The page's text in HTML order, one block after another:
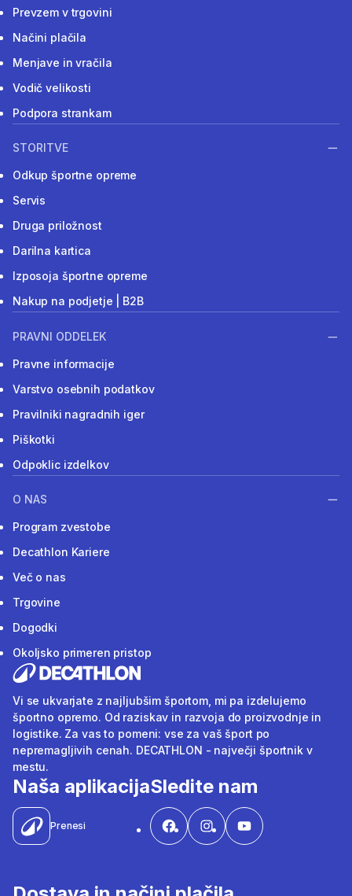
Prevzem v trgovini
Načini plačila
Menjave in vračila
Vodič velikosti
Podpora strankam
STORITVE
Odkup športne opreme
Servis
Druga priložnost
Darilna kartica
Izposoja športne opreme
Nakup na podjetje | B2B
PRAVNI ODDELEK
Pravne informacije
Varstvo osebnih podatkov
Pravilniki nagradnih iger
Piškotki
Odpoklic izdelkov
O NAS
Program zvestobe
Decathlon Kariere
Več o nas
Trgovine
Dogodki
Okoljsko primeren pristop
Vi se ukvarjate z najljubšim športom, mi pa izdelujemo
športno opremo. Od raziskav in razvoja do proizvodnje in
logistike. Za vas to pomeni: vse za vaš šport po
nepremagljivih cenah. DECATHLON - največji športnik v
mestu.
Naša aplikacija
Prenesi
Sledite nam